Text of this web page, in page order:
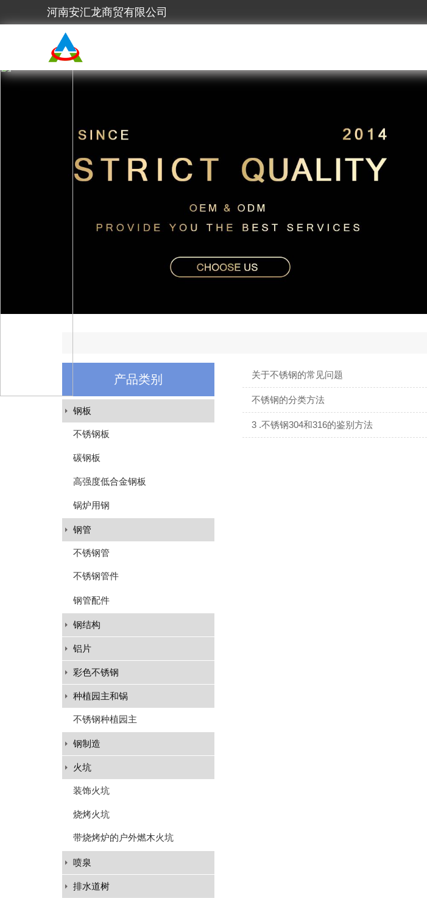
河南安汇龙商贸有限公司
产品类别
钢板
不锈钢板
碳钢板
高强度低合金钢板
锅炉用钢
钢管
不锈钢管
不锈钢管件
钢管配件
钢结构
铝片
彩色不锈钢
种植园主和锅
不锈钢种植园主
钢制造
火坑
装饰火坑
烧烤火坑
带烧烤炉的户外燃木火坑
喷泉
排水道树
关于不锈钢的常见问题
不锈钢的分类方法
3 .不锈钢304和316的鉴别方法